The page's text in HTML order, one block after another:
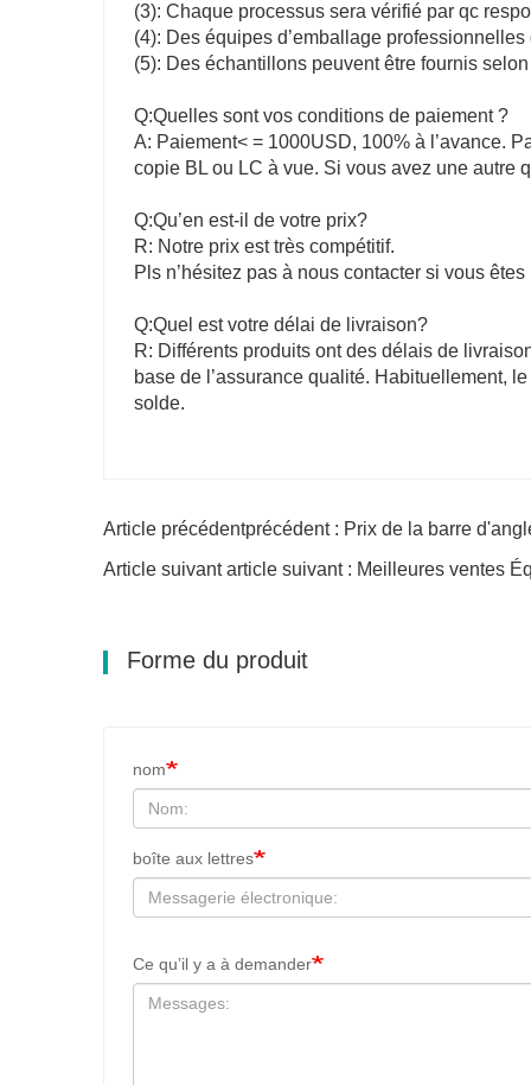
(3): Chaque processus sera vérifié par qc
(4): Des équipes d’emballage
(5): Des échantillons peuvent être fournis
Q:Quelles sont vos conditions de paiement ?
A: Paiement< = 1000USD, 100% à l’avance.
copie BL ou LC à vue. Si vous avez une autre
Q:Qu’en est-il de votre prix?
R: Notre prix est très compétitif.
Pls n’hésitez pas à nous contacter si vous
Q:Quel est votre délai de livraison?
R: Différents produits ont des délais de
base de l’assurance qualité. Habituellement,
solde.
Article précédentprécédent : Prix ​​​​de la barre
Article suivant article suivant : Meilleures ventes
Forme du produit
nom
boîte aux lettres
Ce qu’il y a à demander